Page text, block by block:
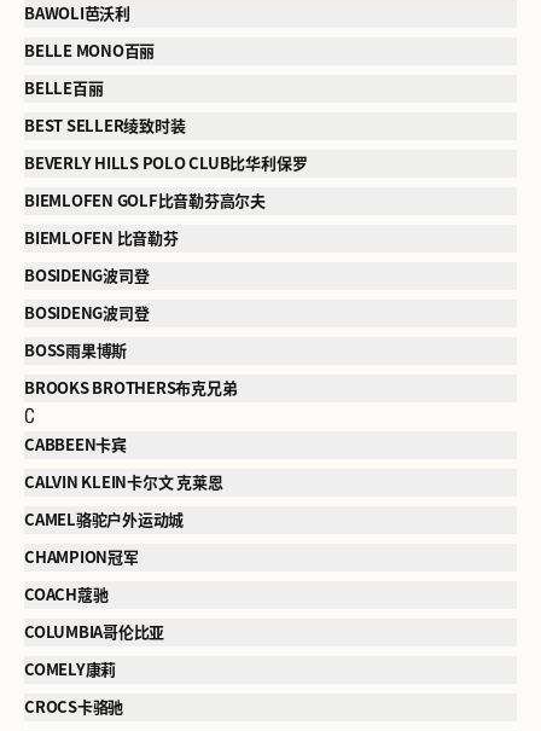
BAWOLI芭沃利
BELLE MONO百丽
BELLE百丽
BEST SELLER绫致时装
BEVERLY HILLS POLO CLUB比华利保罗
BIEMLOFEN GOLF比音勒芬高尔夫
BIEMLOFEN 比音勒芬
BOSIDENG波司登
BOSIDENG波司登
BOSS雨果博斯
BROOKS BROTHERS布克兄弟
C
CABBEEN卡宾
CALVIN KLEIN卡尔文 克莱恩
CAMEL骆驼户外运动城
CHAMPION冠军
COACH蔻驰
COLUMBIA哥伦比亚
COMELY康莉
CROCS卡骆驰